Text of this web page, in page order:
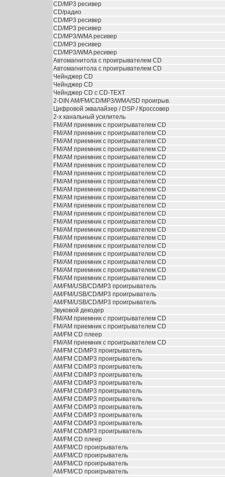
CD/MP3 ресивер
CD/радио
CD/MP3 ресивер
CD/MP3 ресивер
CD/MP3/WMA ресивер
CD/MP3 ресивер
CD/MP3/WMA ресивер
Автомагнитола с проигрывателем CD
Автомагнитола с проигрывателем CD
Чейнджер CD
Чейнджер CD
Чейнджер CD с CD-TEXT
2-DIN AM/FM/CD/MP3/WMA/SD проигрыв.
Цифровой эквалайзер / DSP / Кроссовер
2-х канальный усилитель
FM/AM приемник с проигрывателем CD
FM/AM приемник с проигрывателем CD
FM/AM приемник с проигрывателем CD
FM/AM приемник с проигрывателем CD
FM/AM приемник с проигрывателем CD
FM/AM приемник с проигрывателем CD
FM/AM приемник с проигрывателем CD
FM/AM приемник с проигрывателем CD
FM/AM приемник с проигрывателем CD
FM/AM приемник с проигрывателем CD
FM/AM приемник с проигрывателем CD
FM/AM приемник с проигрывателем CD
FM/AM приемник с проигрывателем CD
FM/AM приемник с проигрывателем CD
FM/AM приемник с проигрывателем CD
FM/AM приемник с проигрывателем CD
FM/AM приемник с проигрывателем CD
FM/AM приемник с проигрывателем CD
FM/AM приемник с проигрывателем CD
FM/AM приемник с проигрывателем CD
АМ/FM/USB/CD/MP3 проигрыватель
АМ/FM/USB/CD/MP3 проигрыватель
АМ/FM/USB/CD/MP3 проигрыватель
Звуковой декодер
FM/AM приемник с проигрывателем CD
FM/AM приемник с проигрывателем CD
АМ/FM CD плеер
FM/AM приемник с проигрывателем CD
АМ/FM CD/MP3 проигрыватель
АМ/FM CD/MP3 проигрыватель
АМ/FM CD/MP3 проигрыватель
АМ/FM CD/MP3 проигрыватель
АМ/FM CD/MP3 проигрыватель
АМ/FM CD/MP3 проигрыватель
АМ/FM CD/MP3 проигрыватель
АМ/FM CD/MP3 проигрыватель
АМ/FM CD/MP3 проигрыватель
АМ/FM CD/MP3 проигрыватель
АМ/FM CD/MP3 проигрыватель
АМ/FM CD плеер
AM/FM/CD проигрыватель
AM/FM/CD проигрыватель
AM/FM/CD проигрыватель
AM/FM/CD проигрыватель